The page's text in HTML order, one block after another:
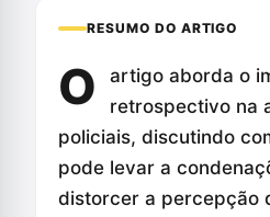
RESUMO DO ARTIGO
O
artigo aborda o
retrospectivo na
policiais, discutindo
pode levar a
distorcer a percepção